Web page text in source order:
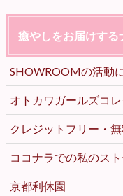
癒やしをお届けす
SHOWROOMの活動
オトカワガールズコ
クレジットフリー・
ココナラでの私のス
京都利休園